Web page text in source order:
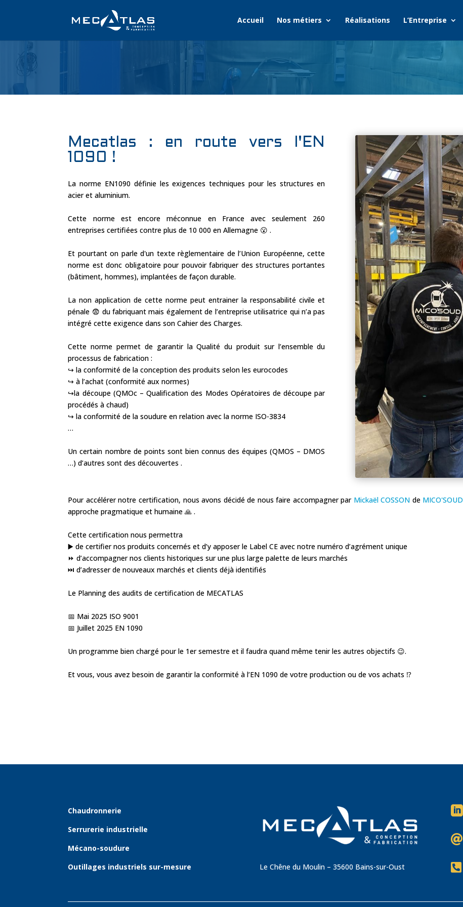
Accueil Nos métiers Réalisations L’Entreprise
Mecatlas : en route vers l'EN
1090 !
La norme EN1090 définie les exigences techniques pour les structures en
acier et aluminium.
Cette norme est encore méconnue en France avec seulement 260
entreprises certifiées contre plus de 10 000 en Allemagne 😮 .
Et pourtant on parle d'un texte règlementaire de l’Union Européenne, cette
norme est donc obligatoire pour pouvoir fabriquer des structures portantes
(bâtiment, hommes), implantées de façon durable.
La non application de cette norme peut entrainer la responsabilité civile et
pénale 😨 du fabriquant mais également de l’entreprise utilisatrice qui n’a pas
intégré cette exigence dans son Cahier des Charges.
Cette norme permet de garantir la Qualité du produit sur l’ensemble du
processus de fabrication :
↪️ la conformité de la conception des produits selon les eurocodes
↪️ à l’achat (conformité aux normes)
↪️la découpe (QMOc – Qualification des Modes Opératoires de découpe par
procédés à chaud)
↪️ la conformité de la soudure en relation avec la norme ISO-3834
…
Un certain nombre de points sont bien connus des équipes (QMOS – DMOS
…) d’autres sont des découvertes .
Pour accélérer notre certification, nous avons décidé de nous faire accompagner par Mickaël COSSON de MICO'SOUD
approche pragmatique et humaine 🙏 .
Cette certification nous permettra
▶️ de certifier nos produits concernés et d’y apposer le Label CE avec notre numéro d’agrément unique
⏩ d’accompagner nos clients historiques sur une plus large palette de leurs marchés
⏭️ d’adresser de nouveaux marchés et clients déjà identifiés
Le Planning des audits de certification de MECATLAS
📅 Mai 2025 ISO 9001
📅 Juillet 2025 EN 1090
Un programme bien chargé pour le 1er semestre et il faudra quand même tenir les autres objectifs 😉.
Et vous, vous avez besoin de garantir la conformité à l’EN 1090 de votre production ou de vos achats ⁉️
Chaudronnerie
Serrurerie industrielle
Mécano-soudure
Outillages industriels sur-mesure
Le Chêne du Moulin – 35600 Bains-sur-Oust


